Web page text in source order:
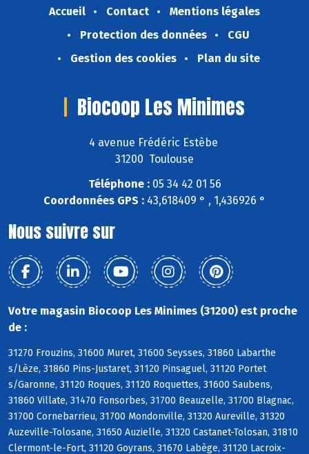
Accueil Contact
Mentions légales
Protection des données
CGU
Gestion des cookies
Plan du site
Biocoop Les Minimes
4 avenue Frédéric Estèbe
31200 Toulouse
Téléphone :05 34 42 01 56
Coordonnées GPS : 43,618409 ° , 1,436926 °
Nous suivre sur
Votre magasin Biocoop Les Minimes (31200) est proche
de :
31270 Frouzins, 31600 Muret, 31600 Seysses, 31860 Labarthe
s/Lèze, 31860 Pins-Justaret, 31120 Pinsaguel, 31120 Portet
s/Garonne, 31120 Roques, 31120 Roquettes, 31600 Saubens,
31860 Villate, 31470 Fonsorbes, 31700 Beauzelle, 31700 Blagnac,
31700 Cornebarrieu, 31700 Mondonville, 31320 Aureville, 31320
Auzeville-Tolosane, 31650 Auzielle, 31320 Castanet-Tolosan, 31810
Clermont-le-Fort, 31120 Goyrans, 31670 Labège, 31120 Lacroix-